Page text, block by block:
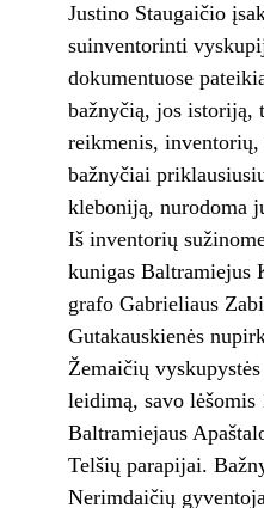
Justino Staugaičio
suinventorinti
dokumentuose
bažnyčią, jos istoriją,
reikmenis,
bažnyčiai
kleboniją, nurodoma
Iš inventorių
kunigas Baltramiejus
grafo Gabrieliaus
Gutakauskienės
Žemaičių
leidimą, savo lėšomis
Baltramiejaus
Telšių parapijai.
Nerimdaičių